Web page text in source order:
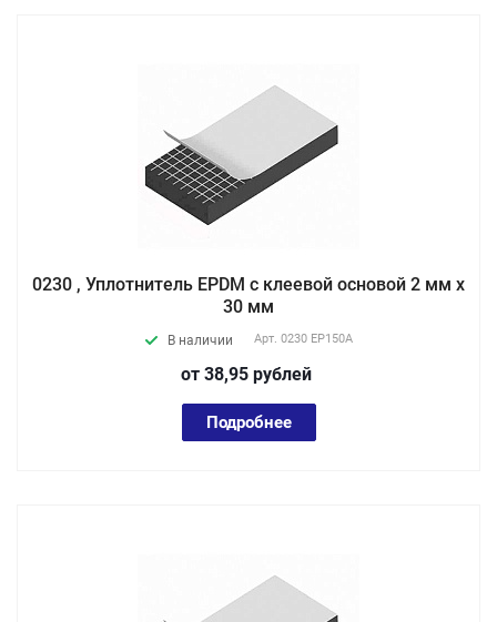
0230 , Уплотнитель EPDM с клеевой основой 2 мм х
30 мм
В наличии Арт. 0230 EP150А
от 38,95 рублей
Подробнее